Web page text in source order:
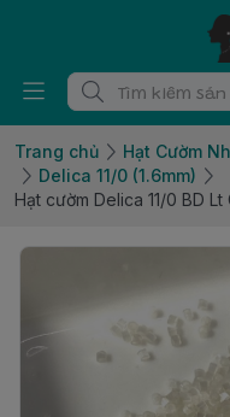
Trang chủ Hạt Cườm
Delica 11/0 (1.6mm)
Hạt cườm Delica 11/0 BD Lt